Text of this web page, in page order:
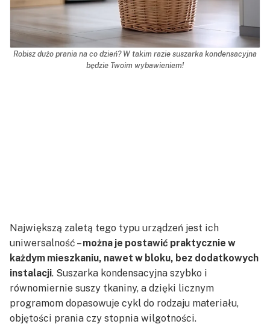
Robisz dużo prania na co dzień? W takim razie suszarka kondensacyjna
będzie Twoim wybawieniem!
Największą zaletą tego typu urządzeń jest ich
uniwersalność –można je postawić praktycznie w
każdym mieszkaniu, nawet w bloku, bez dodatkowych
instalacji. Suszarka kondensacyjna szybko i
równomiernie suszy tkaniny, a dzięki licznym
programom dopasowuje cykl do rodzaju materiału,
objętości prania czy stopnia wilgotności.